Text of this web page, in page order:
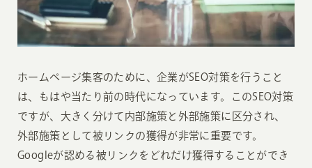
ホームページ集客のために、企業がSEO対策を行うこと
は、もはや当たり前の時代になっています。このSEO対策
ですが、大きく分けて内部施策と外部施策に区分され、
外部施策として被リンクの獲得が非常に重要です。
Googleが認める被リンクをどれだけ獲得することができ